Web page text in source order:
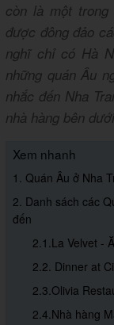
còn là một
được đông đảo
nghĩ chỉ có Hà
những quán Âu
nhắc đến Nha
nhà hàng bên
Xem nhanh
1. Quán Âu ở Nha
2. Danh sách các
đến
2.1.La Velvet -
2.2. Dinner at
2.3.Olivia
2.4.Nhà hàng